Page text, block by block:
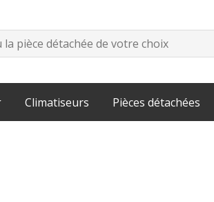
Climatiseurs Pièces détachées